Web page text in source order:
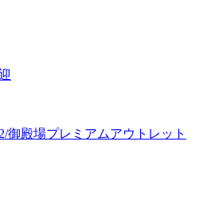
御殿場プレミアムアウトレット